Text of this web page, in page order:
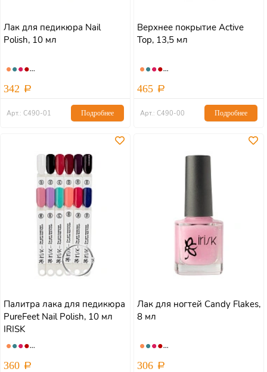
Лак для педикюра Nail
Polish, 10 мл
342
Арт.: С490-01 Подробнее
Верхнее покрытие Active
Top, 13,5 мл
465
Арт.: С490-00 Подробнее
Палитра лака для педикюра
PureFeet Nail Polish, 10 мл
IRISK
360
Лак для ногтей Candy Flakes,
8 мл
306